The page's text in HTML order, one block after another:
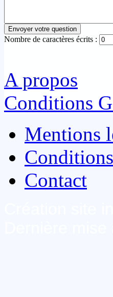
Nombre de caractères écrits :
A propos
Conditions
Mentions
Contact